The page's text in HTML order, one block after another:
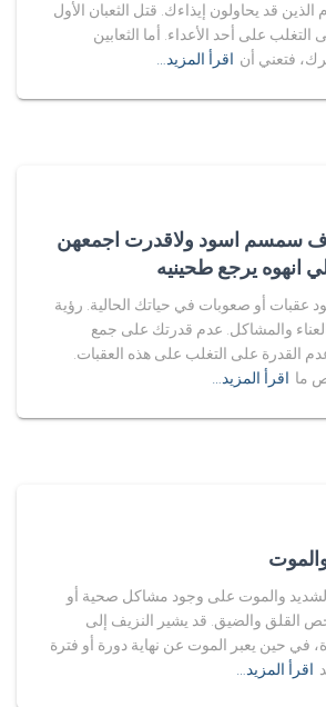
الذين قد يحاولون إيذاءك. قتل الثعبان الأول
على أحد الأعداء. أما الثعابين
فتعني أن اقرأ المزيد…
سمسم اسود ولاقدرت اجمعهن
انهوه يرجع طحينيه
عقبات أو صعوبات في حياتك الحالية. رؤية
والمشاكل. عدم قدرتك على جمع
القدرة على التغلب على هذه العقبات.
ما اقرأ المزيد…
الشديد والموت على وجود مشاكل صحية أو
القلق والضيق. قد يشير النزيف إلى
في حين يعبر الموت عن نهاية دورة أو فترة
اقرأ المزيد…